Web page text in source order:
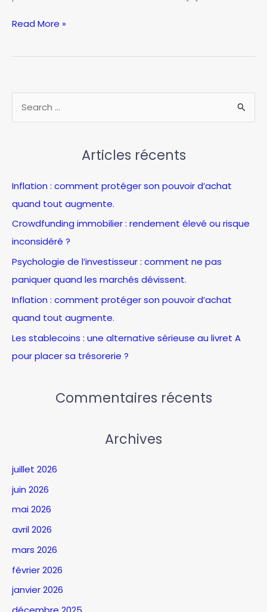
Méthode
évaluations
financières
comme
Read More »
e
r
c
h
e
r
:
Articles récents
Inflation : comment protéger son pouvoir d’achat
quand tout augmente.
Crowdfunding immobilier : rendement élevé ou risque
inconsidéré ?
Psychologie de l’investisseur : comment ne pas
paniquer quand les marchés dévissent.
Inflation : comment protéger son pouvoir d’achat
quand tout augmente.
Les stablecoins : une alternative sérieuse au livret A
pour placer sa trésorerie ?
Commentaires récents
Archives
juillet 2026
juin 2026
mai 2026
avril 2026
mars 2026
février 2026
janvier 2026